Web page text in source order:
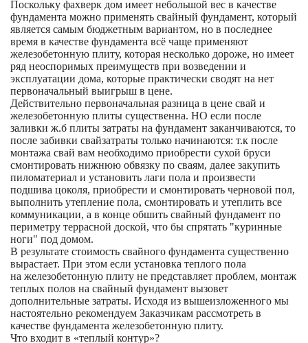
Поскольку фахверк дом имеет небольшой вес в качестве
фундамента можно применять свайный фундамент, который
является самым бюджетным вариантом, но в последнее
время в качестве фундамента всё чаще применяют
железобетонную плиту, которая несколько дороже, но имеет
ряд неоспоримых преимуществ при возведении и
эксплуатации дома, которые практически сводят на нет
первоначальный выигрыш в цене.
Действительно первоначальная разница в цене свай и
железобетонную плиты существенна. НО если после
заливки ж.б плиты затраты на фундамент заканчиваются, то
после забивки свайзатраты только начинаются: т.к после
монтажа свай вам необходимо приобрести сухой бруси
смонтировать нижнюю обвязку по сваям, далее закупить
пиломатериал и установить лаги пола и произвести
подшива цоколя, приобрести и смонтировать черновой пол,
выполнить утепление пола, смонтировать и утеплить все
коммуникации, а в конце обшить свайный фундамент по
периметру террасной доской, что бы спрятать "куринные
ноги" под домом.
В результате стоимость свайного фундамента существенно
вырастает. При этом если установка теплого пола
на железобетонную плиту не представляет проблем, монтаж
теплых полов на свайный фундамент вызовет
дополнительные затраты. Исходя из вышеизложенного мы
настоятельно рекомендуем Заказчикам рассмотреть в
качестве фундамента железобетонную плиту.
Что входит в «теплый контур»?